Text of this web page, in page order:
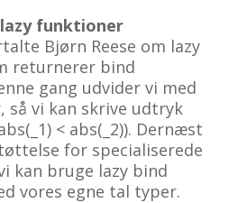
funktioner
Bjørn Reese om lazy
returnerer bind
gang udvider vi med
så vi kan skrive udtryk
_1) < abs(_ 2)). Dernæst
for specialiserede
kan bruge lazy bind
vores egne tal typer.